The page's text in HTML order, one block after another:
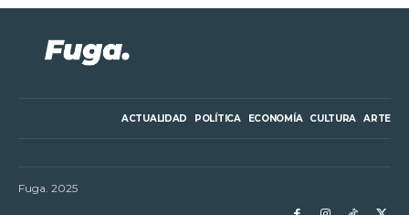
ACTUALIDAD POLÍTICA ECONOMÍA CULTURA ARTE
Fuga. 2025